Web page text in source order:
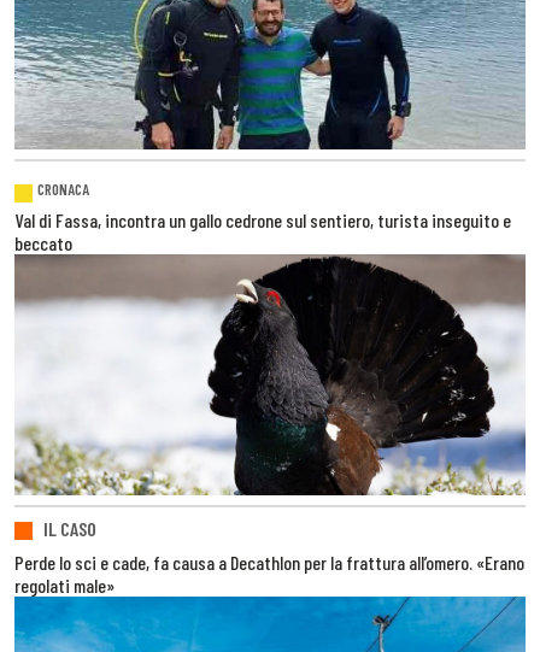
CRONACA
Val di Fassa, incontra un gallo cedrone sul sentiero, turista inseguito e
beccato
IL CASO
Perde lo sci e cade, fa causa a Decathlon per la frattura all’omero. «Erano
regolati male»